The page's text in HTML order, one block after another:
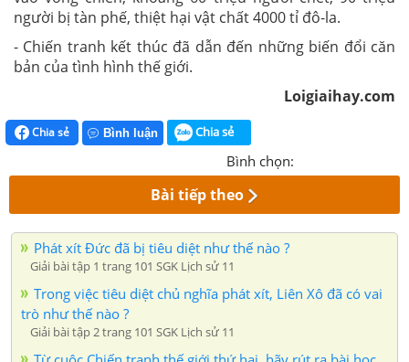
người bị tàn phế, thiệt hại vật chất 4000 tỉ đô-la.
- Chiến tranh kết thúc đã dẫn đến những biến đổi căn
bản của tình hình thế giới.
Loigiaihay.com
Chia sẻ Bình luận Chia sẻ
Bình chọn:
Bài tiếp theo
Phát xít Đức đã bị tiêu diệt như thế nào ?
Giải bài tập 1 trang 101 SGK Lịch sử 11
Trong việc tiêu diệt chủ nghĩa phát xít, Liên Xô đã có vai
trò như thế nào ?
Giải bài tập 2 trang 101 SGK Lịch sử 11